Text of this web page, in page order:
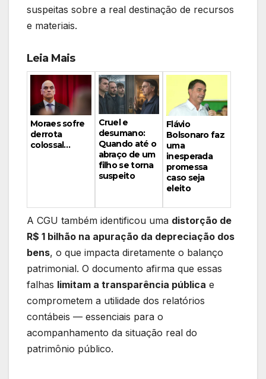
suspeitas sobre a real destinação de recursos
e materiais.
Leia Mais
Moraes sofre
derrota
colossal…
Cruel e
desumano:
Quando até o
abraço de um
filho se torna
suspeito
Flávio
Bolsonaro faz
uma
inesperada
promessa
caso seja
eleito
A CGU também identificou uma distorção de
R$ 1 bilhão na apuração da depreciação dos
bens, o que impacta diretamente o balanço
patrimonial. O documento afirma que essas
falhas limitam a transparência pública e
comprometem a utilidade dos relatórios
contábeis — essenciais para o
acompanhamento da situação real do
patrimônio público.